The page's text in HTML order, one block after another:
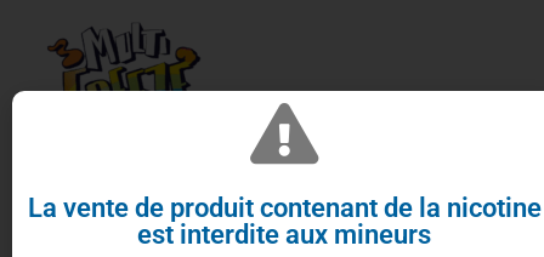
MultifreezedeLiquideoest une véritable
explosion desaveursexotiques.
La vente de produit contenant de la nicotine
est interdite aux mineurs